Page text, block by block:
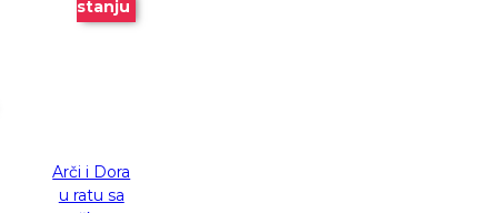
stanju
Arči i Dora
u ratu sa